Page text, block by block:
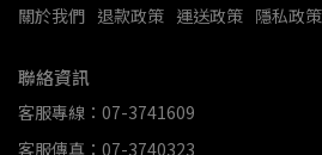
關於我們 退款政策 運送政策 隱私政策
聯絡資訊
客服專線：07-3741609
客服傳真：07-3740323